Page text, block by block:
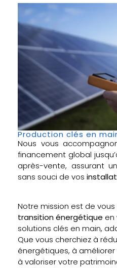
Production clés en
Nous vous
financement global
après-vente, assurant
sans souci de vos
Notre mission est de
transition énergétique en
solutions clés en main,
Que vous cherchiez à
énergétiques, à
à valoriser votre